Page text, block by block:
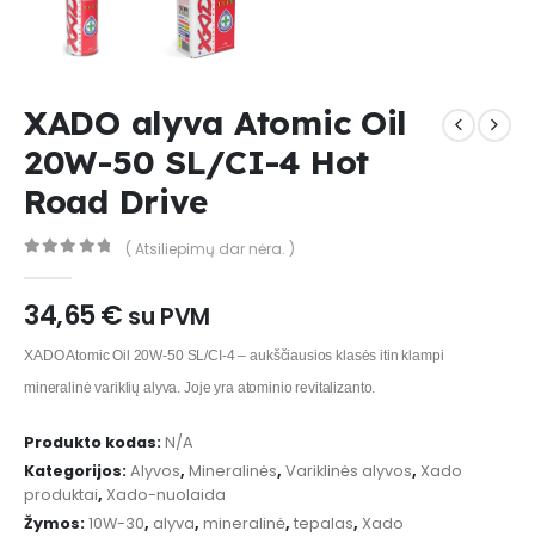
XADO alyva Atomic Oil
20W-50 SL/CI-4 Hot
Road Drive
( Atsiliepimų dar nėra. )
34,65€ su PVM
XADO Atomic Oil 20W-50 SL/CI-4 – aukščiausios klasės itin klampi
mineralinė variklių alyva. Joje yra atominio revitalizanto.
Produkto kodas: N/A
Kategorijos: Alyvos, Mineralinės, Variklinės alyvos, Xado
produktai, Xado-nuolaida
Žymos: 10W-30, alyva, mineralinė, tepalas, Xado